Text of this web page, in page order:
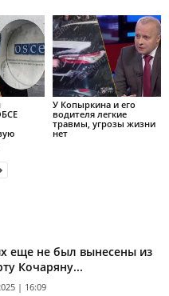
У Копыркина и его
водителя легкие
травмы, угрозы жизни
нет
еще не был вынесены из
Кочаряну...
| 16:09